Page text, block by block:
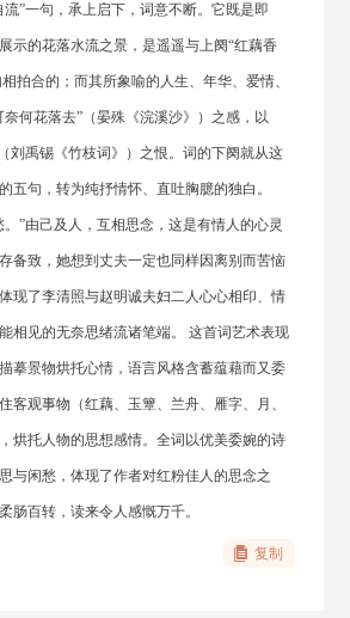
”一句，承上启下，词意不断。它既是即
示的花落水流之景，是遥遥与上阕“红藕香
拍合的；而其所象喻的人生、年华、爱情、
何花落去”（晏殊《浣溪沙》）之感，以
刘禹锡《竹枝词》）之恨。词的下阕就从这
五句，转为纯抒情怀、直吐胸臆的独白。
”由己及人，互相思念，这是有情人的心灵
备致，她想到丈夫一定也同样因离别而苦恼
现了李清照与赵明诚夫妇二人心心相印、情
相见的无奈思绪流诸笔端。 这首词艺术表现
摹景物烘托心情，语言风格含蓄蕴藉而又委
客观事物（红藕、玉簟、兰舟、雁字、月、
烘托人物的思想感情。全词以优美委婉的诗
与闲愁，体现了作者对红粉佳人的思念之
肠百转，读来令人感慨万千。
复制